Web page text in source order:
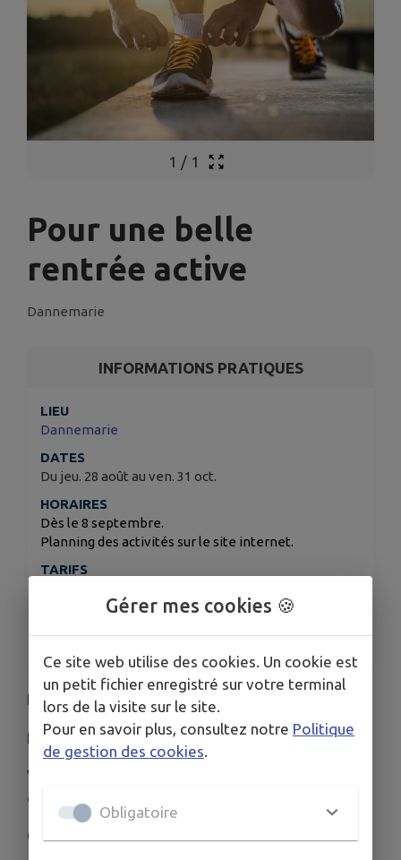
1 / 1
Pour une belle
rentrée active
Dannemarie
INFORMATIONS PRATIQUES
LIEU
Dannemarie
DATES
Du jeu. 28 août au ven. 31 oct.
HORAIRES
Dès le 8 septembre.
Planning des activités sur le site internet.
TARIFS
ORGANISÉ PAR
Sundgo2 Club Omnisport
Envie de bouger son corps ?
Envie de se faire plaisir ?
Viens faire une séance découverte chez SundgO²
où sport/santé rime avec plaisir.
Quel que soit ton niveau.
Gérer mes cookies 🍪
Ce site web utilise des cookies. Un cookie est
un petit fichier enregistré sur votre terminal
lors de la visite sur le site.
Pour en savoir plus, consultez notre Politique
de gestion des cookies
Obligatoire